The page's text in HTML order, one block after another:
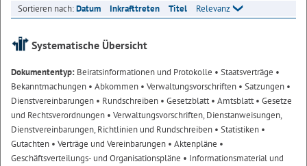
Sortieren nach:Datum Inkrafttreten Titel Relevanz
Systematische Übersicht
Dokumententyp: Beiratsinformationen und Protokolle • Staatsverträge •
Bekanntmachungen • Abkommen • Verwaltungsvorschriften • Satzungen •
Dienstvereinbarungen • Rundschreiben • Gesetzblatt• Amtsblatt• Gesetze
und Rechtsverordnungen • Verwaltungsvorschriften, Dienstanweisungen,
Dienstvereinbarungen, Richtlinien und Rundschreiben • Statistiken •
Gutachten • Verträge und Vereinbarungen • Aktenpläne •
Geschäftsverteilungs- und Organisationspläne • Informationsmaterial und